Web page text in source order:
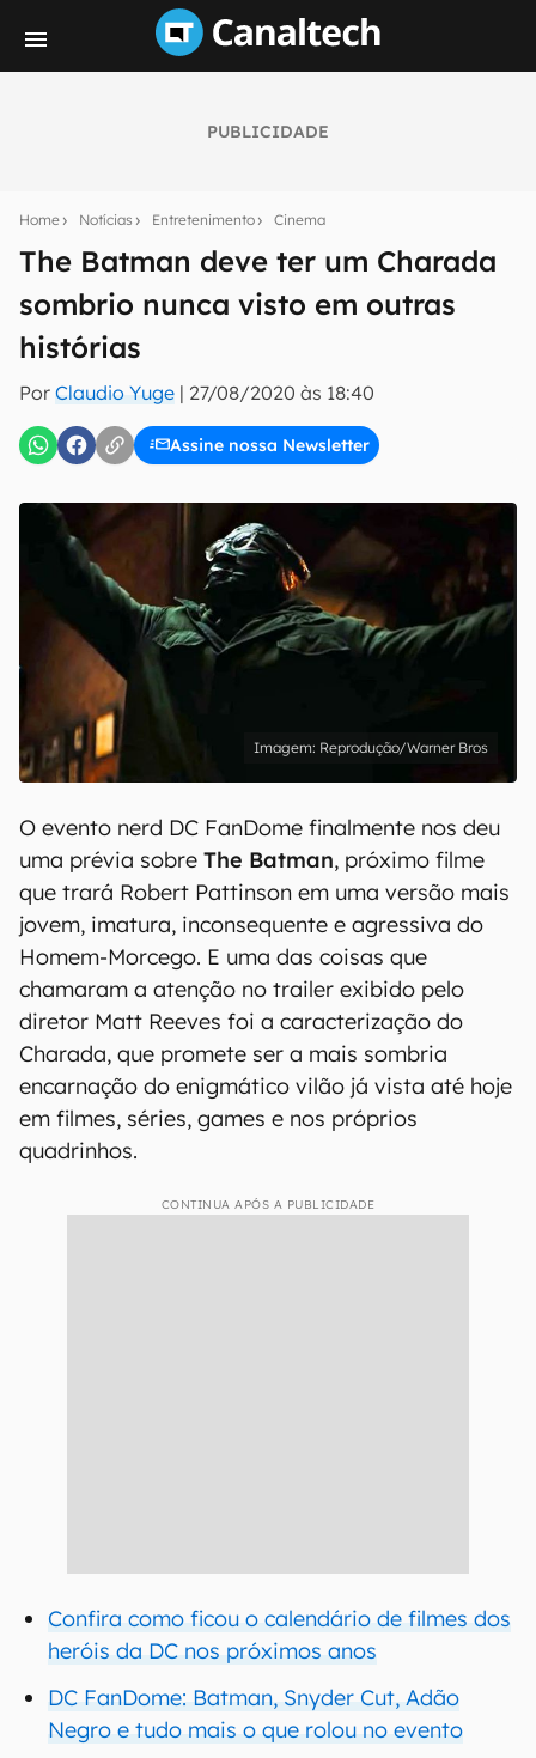
PUBLICIDADE
Home Notícias Entretenimento Cinema
The Batman deve ter um Charada
sombrio nunca visto em outras
histórias
Por Claudio Yuge | 27/08/2020 às 18:40
Assine nossa Newsletter
notícias e reviews sobre tecnologia em primeira
mão.
E-mail
inscreva-se
Uso e Política de Privacidade do Canaltech.
Reprodução/Warner Bros
O evento nerd DC FanDome finalmente nos deu
uma prévia sobre The Batman, próximo filme
que trará Robert Pattinson em uma versão mais
jovem, imatura, inconsequente e agressiva do
Homem-Morcego. E uma das coisas que
chamaram a atenção no trailer exibido pelo
diretor Matt Reeves foi a caracterização do
Charada, que promete ser a mais sombria
encarnação do enigmático vilão já vista até hoje
em filmes, séries, games e nos próprios
quadrinhos.
CONTINUA APÓS A PUBLICIDADE
Confira como ficou o calendário de filmes dos
heróis da DC nos próximos anos
DC FanDome: Batman, Snyder Cut, Adão
Negro e tudo mais o que rolou no evento